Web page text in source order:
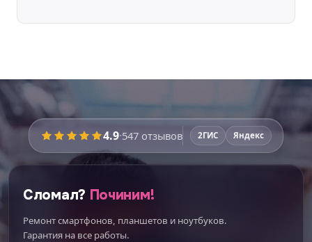
Время работы:
Перед ремонтом мастерпокажет запчасти
вживуюи расскажет про плюсы и минусы
Никаких этапов не пропустим:
Диагностика при вас
4.9·547 отзывов 2ГИС Яндекс
Сломал? Починим!
Ремонт смартфонов, планшетов и ноутбуков.
Гарантия на все работы.